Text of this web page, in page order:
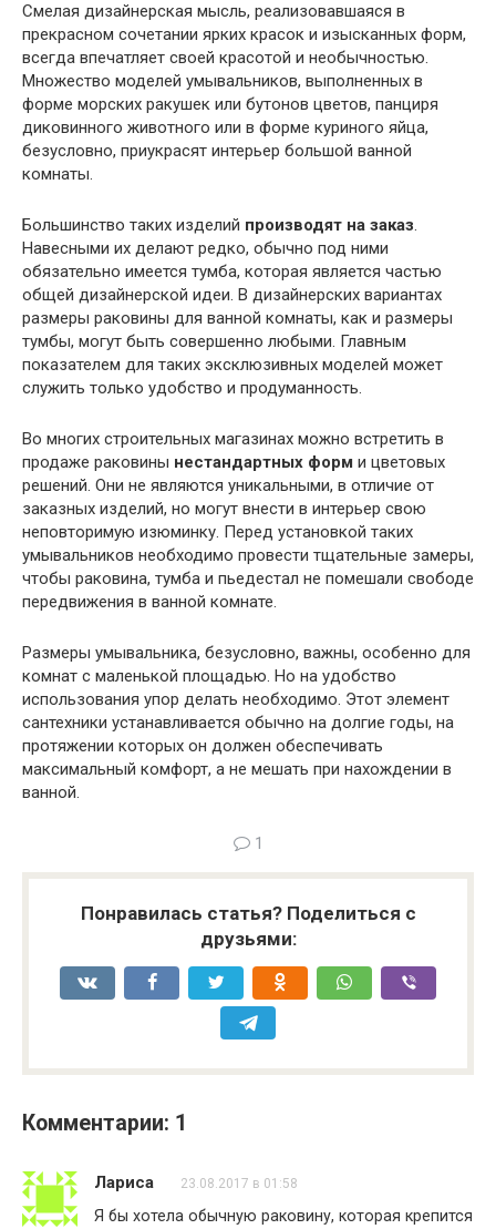
Смелая дизайнерская мысль, реализовавшаяся в
прекрасном сочетании ярких красок и изысканных форм,
всегда впечатляет своей красотой и необычностью.
Множество моделей умывальников, выполненных в
форме морских ракушек или бутонов цветов, панциря
диковинного животного или в форме куриного яйца,
безусловно, приукрасят интерьер большой ванной
комнаты.
Большинство таких изделий производят на заказ.
Навесными их делают редко, обычно под ними
обязательно имеется тумба, которая является частью
общей дизайнерской идеи. В дизайнерских вариантах
размеры раковины для ванной комнаты, как и размеры
тумбы, могут быть совершенно любыми. Главным
показателем для таких эксклюзивных моделей может
служить только удобство и продуманность.
Во многих строительных магазинах можно встретить в
продаже раковины нестандартных форм и цветовых
решений. Они не являются уникальными, в отличие от
заказных изделий, но могут внести в интерьер свою
неповторимую изюминку. Перед установкой таких
умывальников необходимо провести тщательные замеры,
чтобы раковина, тумба и пьедестал не помешали свободе
передвижения в ванной комнате.
Размеры умывальника, безусловно, важны, особенно для
комнат с маленькой площадью. Но на удобство
использования упор делать необходимо. Этот элемент
сантехники устанавливается обычно на долгие годы, на
протяжении которых он должен обеспечивать
максимальный комфорт, а не мешать при нахождении в
ванной.
1
Понравилась статья? Поделиться с
друзьями:
Комментарии: 1
Лариса 23.08.2017 в 01:58
Я бы хотела обычную раковину, которая крепится